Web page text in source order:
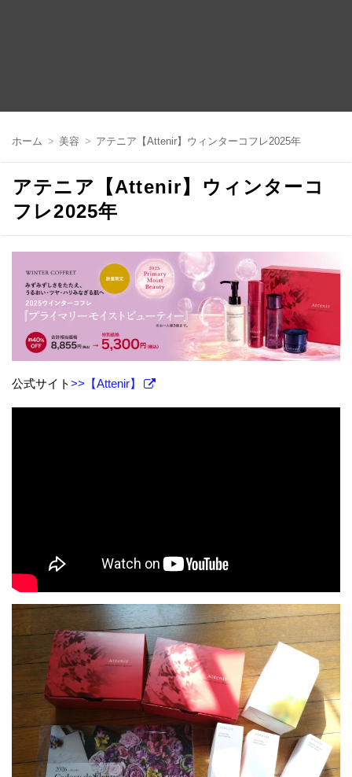
ン
ホーム 美容 アテニア【Attenir】ウィンターコフレ2025年
アテニア【Attenir】ウィンターコ
フレ2025年
公式サイト>>【Attenir】